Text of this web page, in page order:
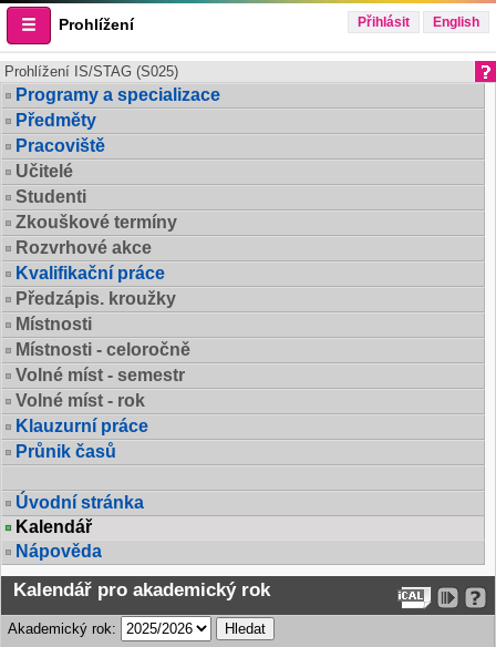
Prohlížení Přihlásit English
Prohlížení IS/STAG (S025)
Programy a specializace
Předměty
Pracoviště
Učitelé
Studenti
Zkouškové termíny
Rozvrhové akce
Kvalifikační práce
Předzápis. kroužky
Místnosti
Místnosti - celoročně
Volné míst - semestr
Volné míst - rok
Klauzurní práce
Průnik časů
Úvodní stránka
Kalendář
Nápověda
Kalendář pro akademický rok
Akademický rok: